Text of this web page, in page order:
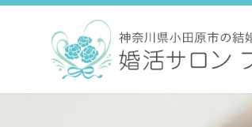
コ
ナ